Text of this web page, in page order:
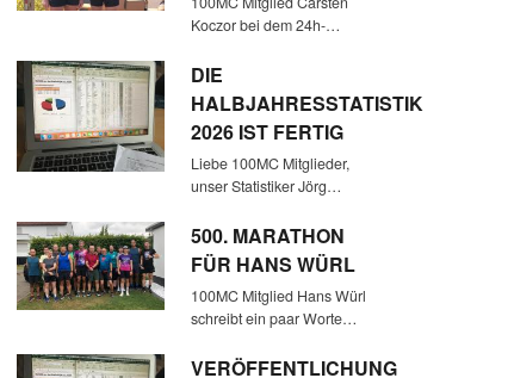
Koczor bei dem 24h-…
DIE
HALBJAHRESSTATISTIK
2026 IST FERTIG
Liebe 100MC Mitglieder,
unser Statistiker Jörg…
500. MARATHON
FÜR HANS WÜRL
100MC Mitglied Hans Würl
schreibt ein paar Worte…
VERÖFFENTLICHUNG